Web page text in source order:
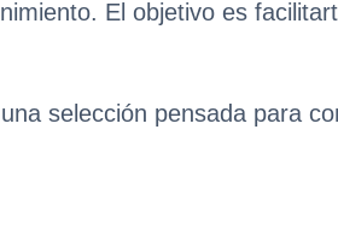
El objetivo es
selección pensada para